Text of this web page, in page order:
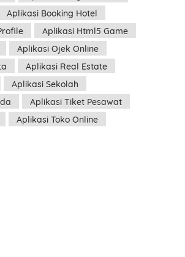
Aplikasi Booking Hotel
Aplikasi Html5 Game
Aplikasi Ojek Online
Aplikasi Real Estate
Aplikasi Sekolah
Aplikasi Tiket Pesawat
Aplikasi Toko Online